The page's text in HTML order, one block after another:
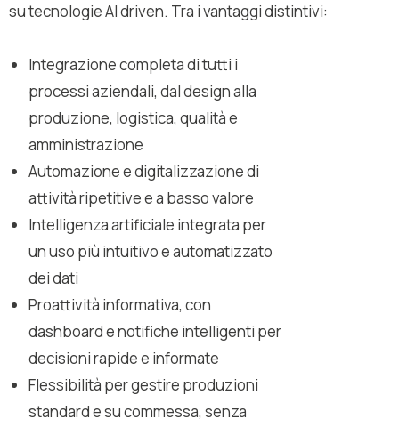
su tecnologie AI driven. Tra i vantaggi distintivi:
Integrazione completa di tutti i
processi aziendali, dal design alla
produzione, logistica, qualità e
amministrazione
Automazione e digitalizzazione di
attività ripetitive e a basso valore
Intelligenza artificiale integrata per
un uso più intuitivo e automatizzato
dei dati
Proattività informativa, con
dashboard e notifiche intelligenti per
decisioni rapide e informate
Flessibilità per gestire produzioni
standard e su commessa, senza